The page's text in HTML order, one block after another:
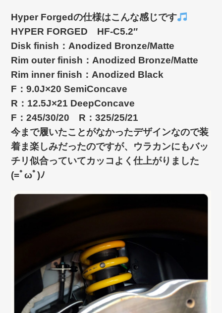
Hyper Forgedの仕様はこんな感じです
HYPER FORGED HF-C5.2″
Disk finish：Anodized Bronze/Matte
Rim outer finish：Anodized Bronze/Matte
Rim inner finish：Anodized Black
F：9.0J×20 SemiConcave
R：12.5J×21 DeepConcave
F：245/30/20 R：325/25/21
今まで履いたことがなかったデザインなので装
着ま楽しみだったのですが、ウラカンにもバッ
チリ似合っていてカッコよく仕上がりました
(=ﾟωﾟ)ﾉ